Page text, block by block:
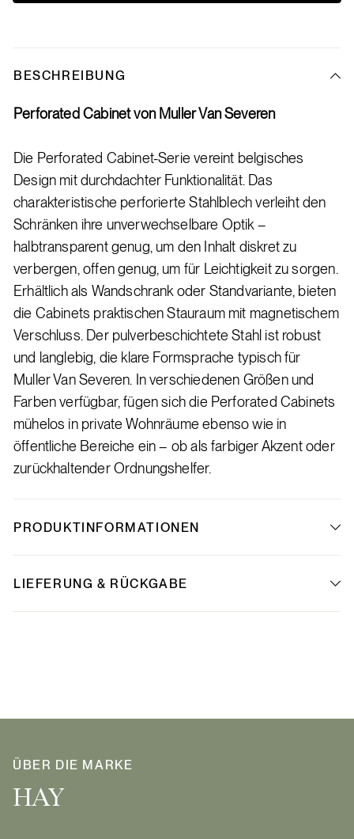
BESCHREIBUNG
Perforated Cabinet von Muller Van Severen
Die Perforated Cabinet-Serie vereint belgisches
Design mit durchdachter Funktionalität. Das
charakteristische perforierte Stahlblech verleiht den
Schränken ihre unverwechselbare Optik –
halbtransparent genug, um den Inhalt diskret zu
verbergen, offen genug, um für Leichtigkeit zu sorgen.
Erhältlich als Wandschrank oder Standvariante, bieten
die Cabinets praktischen Stauraum mit magnetischem
Verschluss. Der pulverbeschichtete Stahl ist robust
und langlebig, die klare Formsprache typisch für
Muller Van Severen. In verschiedenen Größen und
Farben verfügbar, fügen sich die Perforated Cabinets
mühelos in private Wohnräume ebenso wie in
öffentliche Bereiche ein – ob als farbiger Akzent oder
zurückhaltender Ordnungshelfer.
PRODUKTINFORMATIONEN
LIEFERUNG & RÜCKGABE
ÜBER DIE MARKE
HAY